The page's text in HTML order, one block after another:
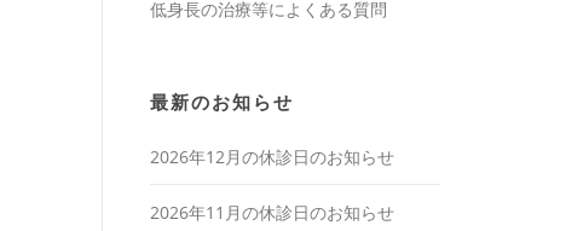
低身長の治療等によくある質問
最新のお知らせ
2026年12月の休診日のお知らせ
2026年11月の休診日のお知らせ